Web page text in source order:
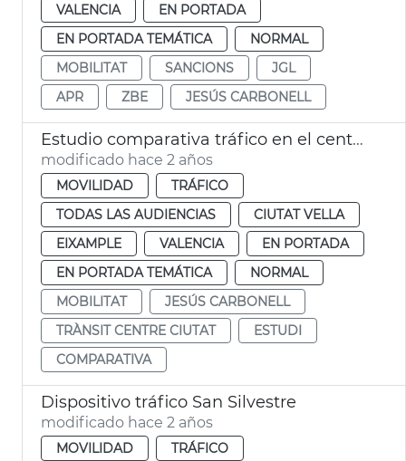
VALENCIA
EN PORTADA
EN PORTADA TEMÁTICA
NORMAL
MOBILITAT
SANCIONS
JGL
APR
ZBE JESÚS CARBONELL
Estudio comparativa tráfico en el centro ciudad
modificado hace 2 años
MOVILIDAD
TRÁFICO
TODAS LAS AUDIENCIAS
CIUTAT VELLA
EIXAMPLE
VALENCIA
EN PORTADA
EN PORTADA TEMÁTICA
NORMAL
MOBILITAT
JESÚS CARBONELL
TRÀNSIT CENTRE CIUTAT
ESTUDI
COMPARATIVA
Dispositivo tráfico San Silvestre
modificado hace 2 años
MOVILIDAD
TRÁFICO